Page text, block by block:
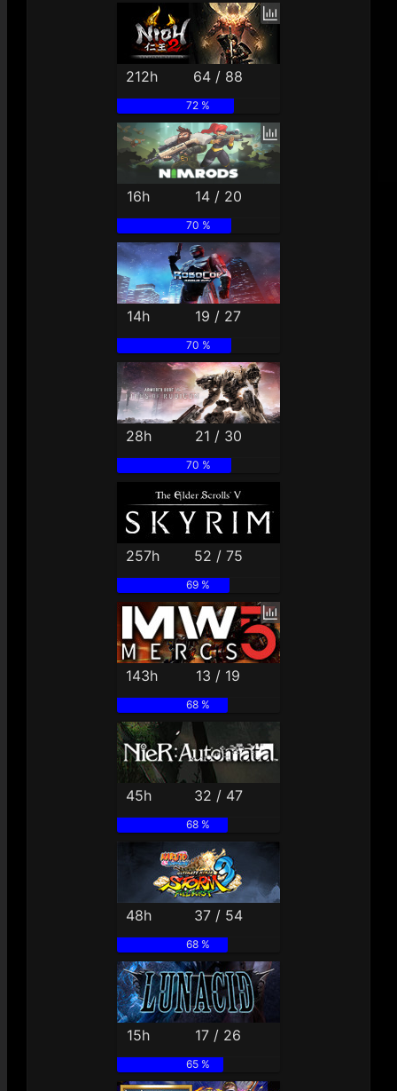
212h 64 / 88
72 %
16h 14 / 20
70 %
14h 19 / 27
70 %
28h 21 / 30
70 %
257h 52 / 75
69 %
143h 13 / 19
68 %
45h 32 / 47
68 %
48h 37 / 54
68 %
15h 17 / 26
65 %